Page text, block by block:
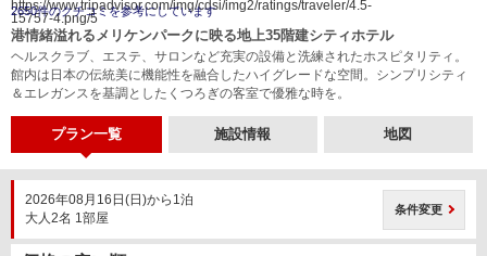
2650件のクチコミを参考にしています
港情緒溢れるメリケンパークに映る地上35階建シティホテル
ヘルスクラブ、エステ、サロンなど充実の設備と洗練されたホスピタリティ。
館内は日本の伝統美に機能性を融合したハイグレードな空間。シンプリシティ
＆エレガンスを基調としたくつろぎの客室で優雅な時を。
プラン一覧 施設情報 地図
2026年08月16日(日)から1泊
大人2名 1部屋
条件変更